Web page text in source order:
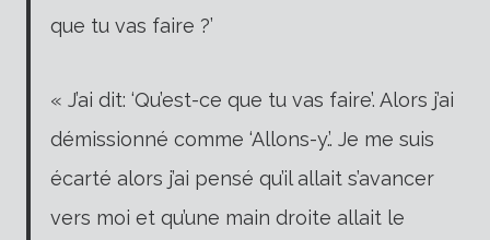
que tu vas faire ?’
« J’ai dit: ‘Qu’est-ce que tu vas faire’. Alors j’ai
démissionné comme ‘Allons-y.’. Je me suis
écarté alors j’ai pensé qu’il allait s’avancer
vers moi et qu’une main droite allait le